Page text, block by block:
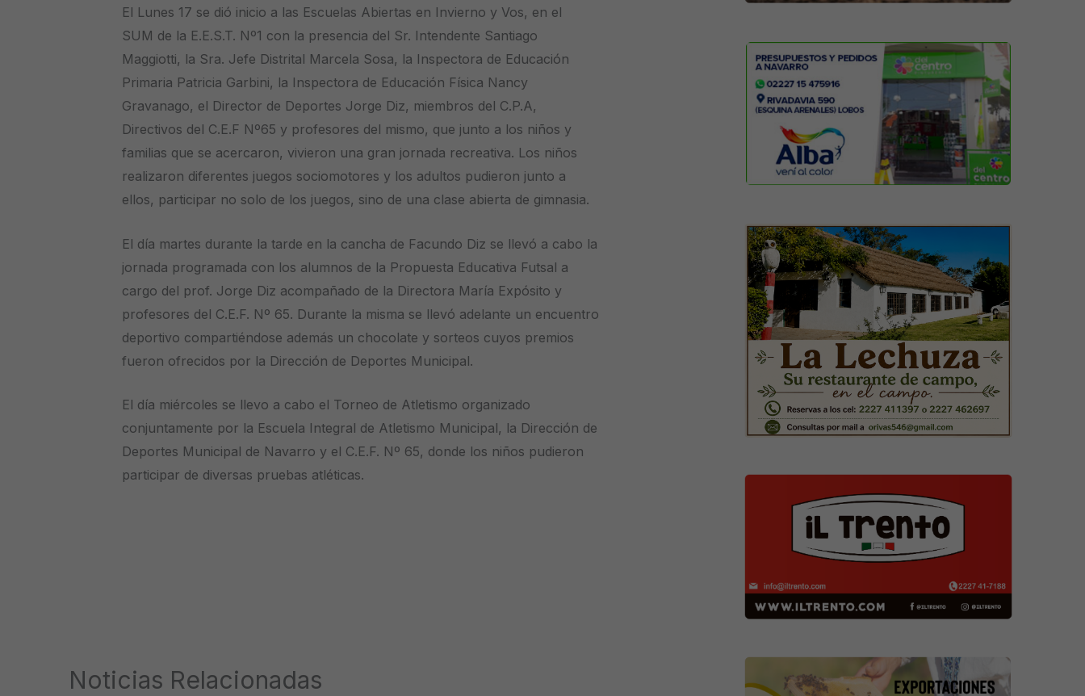
El Lunes 17 se dió inicio a las Escuelas Abiertas en Invierno y Vos, en el
SUM de la E.E.S.T. Nº1 con la presencia del Sr. Intendente Santiago
Maggiotti, la Sra. Jefe Distrital Marcela Sosa, la Inspectora de Educación
Primaria Patricia Garbini, la Inspectora de Educación Física Nancy
Gravanago, el Director de Deportes Jorge Diz, miembros del C.P.A,
Directivos del C.E.F Nº65 y profesores del mismo, que junto a los niños y
familias que se acercaron, vivieron una gran jornada recreativa. Los niños
realizaron diferentes juegos sociomotores y los adultos pudieron junto a
ellos, participar no solo de los juegos, sino de una clase abierta de gimnasia.
El día martes durante la tarde en la cancha de Facundo Diz se llevó a cabo la
jornada programada con los alumnos de la Propuesta Educativa Futsal a
cargo del prof. Jorge Diz acompañado de la Directora María Expósito y
profesores del C.E.F. Nº 65. Durante la misma se llevó adelante un encuentro
deportivo compartiéndose además un chocolate y sorteos cuyos premios
fueron ofrecidos por la Dirección de Deportes Municipal.
El día miércoles se llevo a cabo el Torneo de Atletismo organizado
conjuntamente por la Escuela Integral de Atletismo Municipal, la Dirección de
Deportes Municipal de Navarro y el C.E.F. Nº 65, donde los niños pudieron
participar de diversas pruebas atléticas.
Noticias Relacionadas